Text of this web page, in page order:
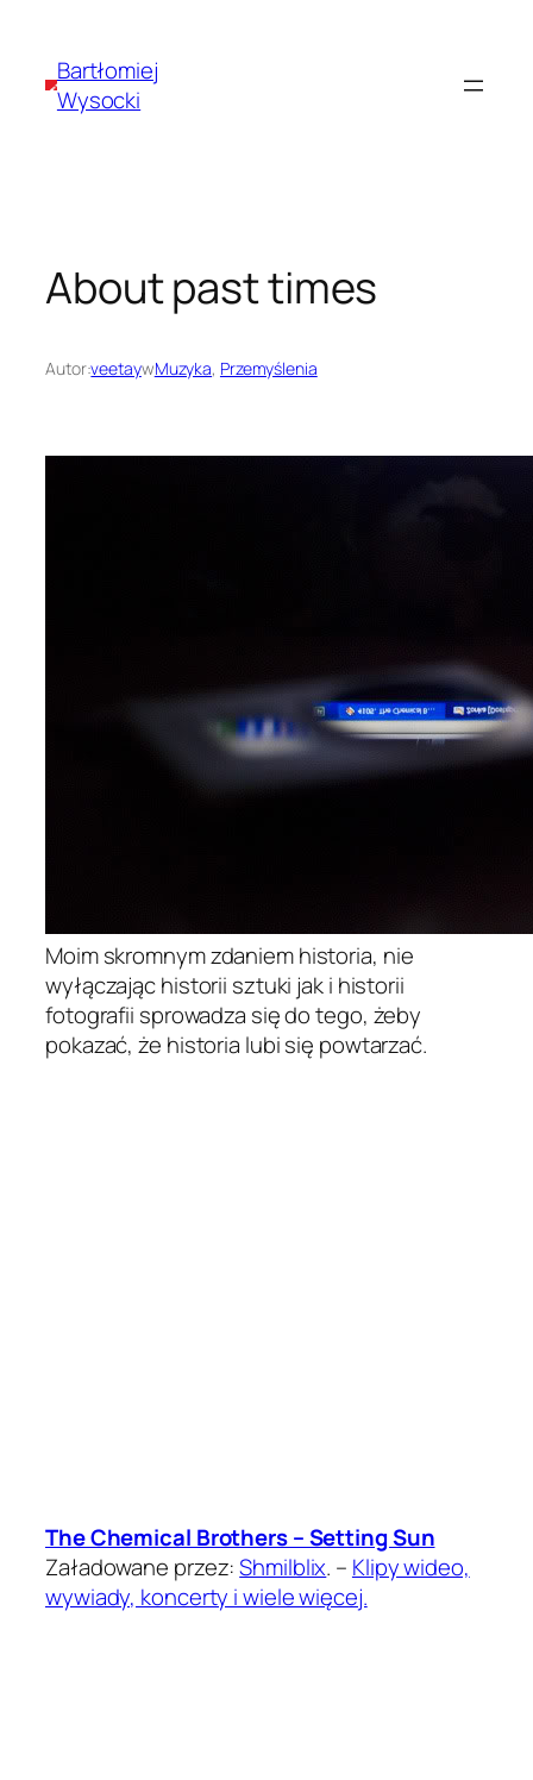
treściBartłomiej
Wysocki
About past times
Autor:veetaywMuzyka, Przemyślenia
Moim skromnym zdaniem historia, nie
wyłączając historii sztuki jak i historii
fotografii sprowadza się do tego, żeby
pokazać, że historia lubi się powtarzać.
The Chemical Brothers – Setting Sun
Załadowane przez:Shmilblix. – Klipy wideo,
wywiady, koncerty i wiele więcej.